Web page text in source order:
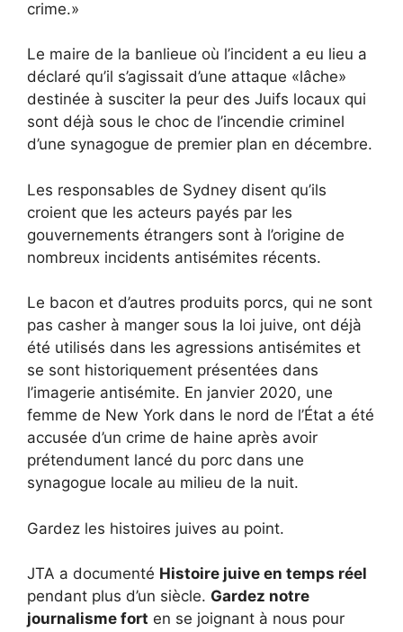
crime.»
Le maire de la banlieue où l’incident a eu lieu a
déclaré qu’il s’agissait d’une attaque «lâche»
destinée à susciter la peur des Juifs locaux qui
sont déjà sous le choc de l’incendie criminel
d’une synagogue de premier plan en décembre.
Les responsables de Sydney disent qu’ils
croient que les acteurs payés par les
gouvernements étrangers sont à l’origine de
nombreux incidents antisémites récents.
Le bacon et d’autres produits porcs, qui ne sont
pas casher à manger sous la loi juive, ont déjà
été utilisés dans les agressions antisémites et
se sont historiquement présentées dans
l’imagerie antisémite. En janvier 2020, une
femme de New York dans le nord de l’État a été
accusée d’un crime de haine après avoir
prétendument lancé du porc dans une
synagogue locale au milieu de la nuit.
Gardez les histoires juives au point.
JTA a documenté Histoire juive en temps réel
pendant plus d’un siècle. Gardez notre
journalisme fort en se joignant à nous pour